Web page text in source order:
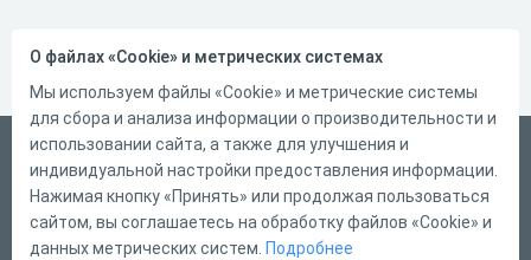
Русский
Справка
Форма обратной связи
О файлах «Cookie» и метрических системах
Мы используем файлы «Cookie» и метрические системы
для сбора и анализа информации о производительности и
использовании сайта, а также для улучшения и
индивидуальной настройки предоставления информации.
Нажимая кнопку «Принять» или продолжая пользоваться
сайтом, вы соглашаетесь на обработку файлов «Cookie» и
данных метрических систем. Подробнее